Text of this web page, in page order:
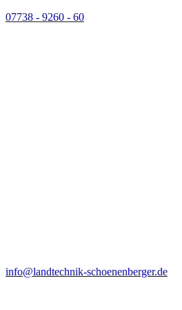
07738 - 9260 - 60
info@landtechnik-schoenenberger.de